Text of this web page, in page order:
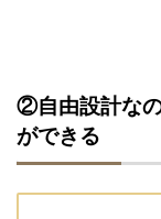
②自由設計な
ができる